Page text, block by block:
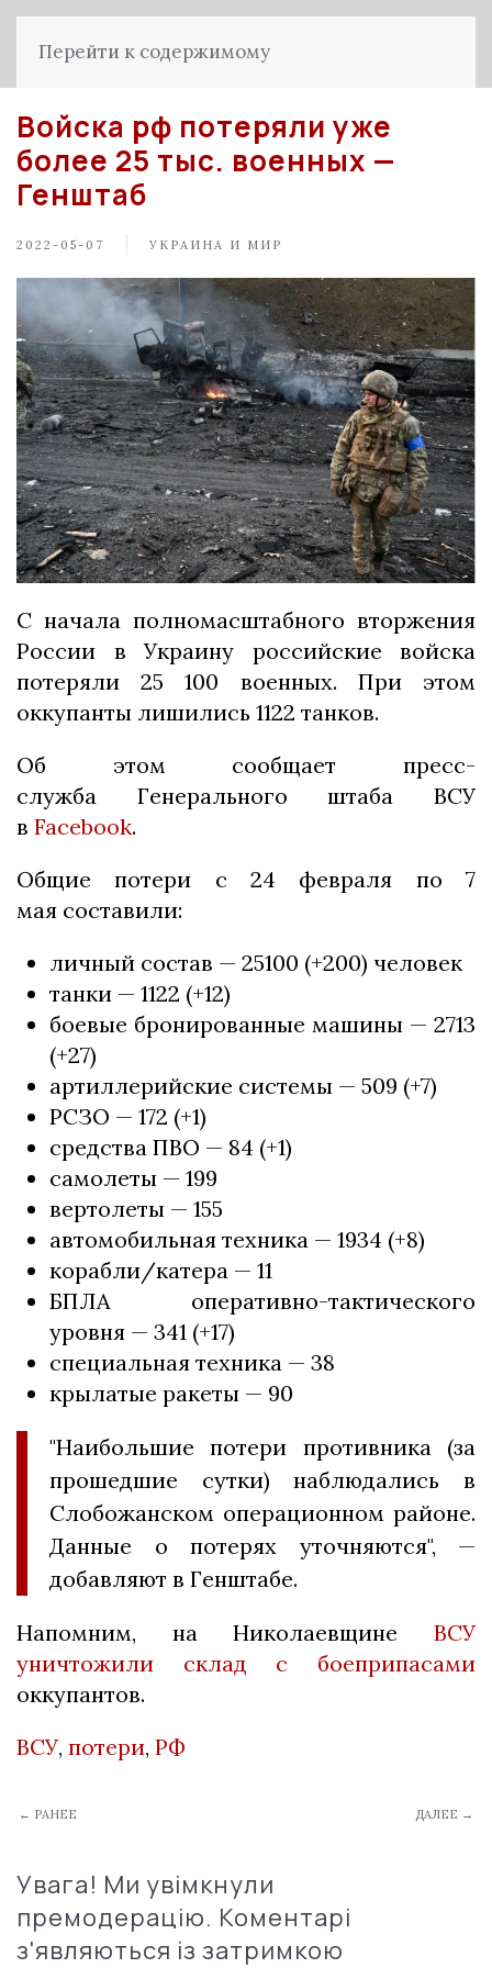
Перейти к содержимому
Войска рф потеряли уже
более 25 тыс. военных —
Генштаб
2022-05-07 УКРАИНА И МИР
С начала полномасштабного вторжения
России в Украину российские войска
потеряли 25 100 военных. При этом
оккупанты лишились 1122 танков.
Об этом сообщает пресс-
служба Генерального штаба ВСУ
в Facebook.
Общие потери с 24 февраля по 7
мая составили:
личный состав — 25100 (+200) человек
танки — 1122 (+12)
боевые бронированные машины — 2713
(+27)
артиллерийские системы — 509 (+7)
РСЗО — 172 (+1)
средства ПВО — 84 (+1)
самолеты — 199
вертолеты — 155
автомобильная техника — 1934 (+8)
корабли/катера — 11
БПЛА оперативно-тактического
уровня — 341 (+17)
специальная техника — 38
крылатые ракеты — 90
"Наибольшие потери противника (за
прошедшие сутки) наблюдались в
Слобожанском операционном районе.
Данные о потерях уточняются", —
добавляют в Генштабе.
Напомним, на Николаевщине ВСУ
уничтожили склад с боеприпасами
оккупантов.
ВСУ, потери, РФ
← РАНЕЕ ДАЛЕЕ →
Увага! Ми увімкнули
премодерацію. Коментарі
з'являються із затримкою